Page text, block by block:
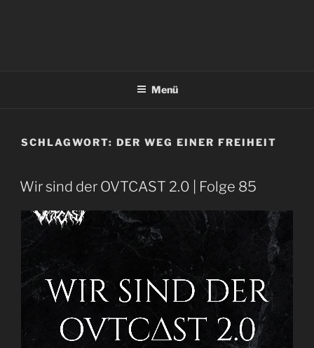
Menü
SCHLAGWORT: DER WEG EINER FREIHEIT
Wir sind der OVTCAST 2.0 | Folge 85